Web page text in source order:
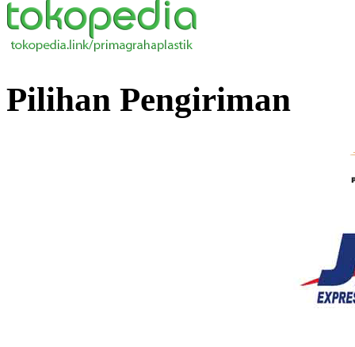
Pilihan Pengiriman